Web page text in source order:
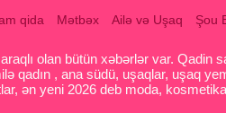
qida Mətbəx Ailə və Uşaq Şou
olan bütün xəbərlər var. Qadin
qadın , ana südü, uşaqlar, uşaq
ən yeni 2026 deb moda,